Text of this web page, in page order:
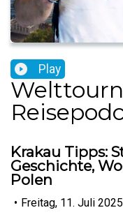
Play
Krakau Tipps:
Geschichte,
Polen
• Freitag, 11. Juli 2025